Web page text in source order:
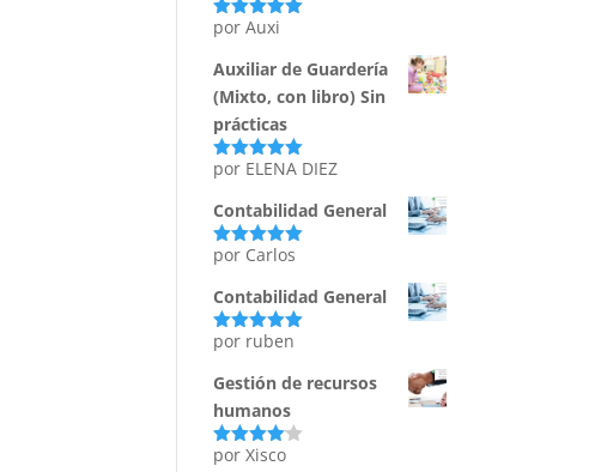
Valorado
por Auxi
Auxiliar de Guardería
(Mixto, con libro) Sin
prácticas
Valorado
por ELENA DIEZ
Contabilidad General
Valorado
por Carlos
Contabilidad General
Valorado
por ruben
Gestión de recursos
humanos
Valorado
por Xisco